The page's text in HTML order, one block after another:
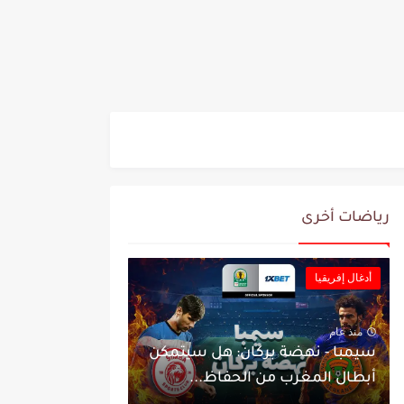
رياضات أخرى
أدغال إفريقيا
منذ عام
سيمبا - نهضة بركان: هل سيتمكن
أبطال المغرب من الحفاظ...